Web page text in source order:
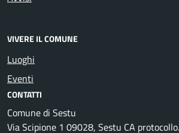
VIVERE IL COMUNE
Luoghi
Eventi
CONTATTI
Comune di Sestu
Via Scipione 1 09028, Sestu CA